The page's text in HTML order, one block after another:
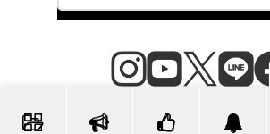
©2007-2026 ポリッシャー